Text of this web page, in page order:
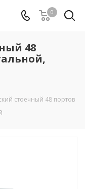
0
48
стоечный 48 портов